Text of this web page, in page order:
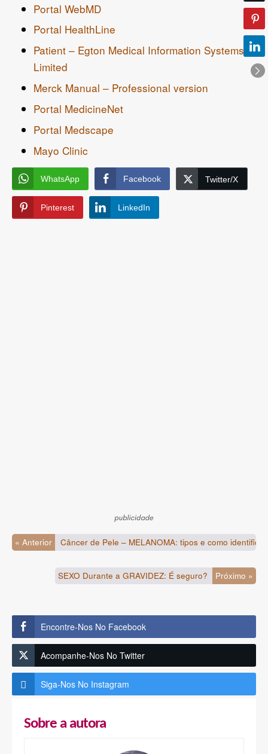
Portal WebMD
Portal HealthLine
Patient – Egton Medical Information Systems
Limited
Merck Manual – Professional version
Portal MedicineNet
Portal Medscape
Mayo Clinic
WhatsApp Facebook Twitter/X
Pinterest LinkedIn
« Anterior Câncer de Pele – MELANOMA: tipos e como identificar
SEXO Durante a GRAVIDEZ: É seguro? Próximo »
Encontre-Nos No Facebook
Acompanhe-Nos No Twitter
Siga-Nos No Instagram
Sobre a autora